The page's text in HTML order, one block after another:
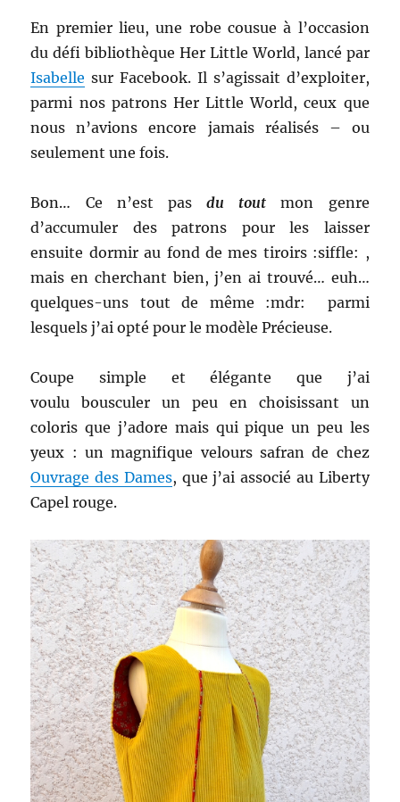
En premier lieu, une robe cousue à l’occasion
du défi bibliothèque Her Little World, lancé par
Isabelle sur Facebook. Il s’agissait d’exploiter,
parmi nos patrons Her Little World, ceux que
nous n’avions encore jamais réalisés – ou
seulement une fois.
Bon… Ce n’est pasdu tout mon genre
d’accumuler des patrons pour les laisser
ensuite dormir au fond de mes tiroirs :siffle: ,
mais en cherchant bien, j’en ai trouvé… euh…
quelques-uns tout de même :mdr: parmi
lesquels j’ai opté pour le modèle Précieuse.
Coupe simple et élégante que j’ai
voulu bousculer un peu en choisissant un
coloris que j’adore mais qui pique un peu les
yeux : un magnifique velours safran de chez
Ouvrage des Dames, que j’ai associé au Liberty
Capel rouge.